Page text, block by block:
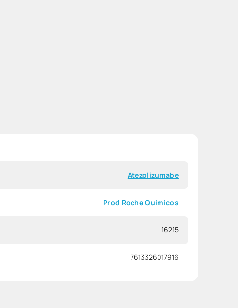
Atezolizumabe
Prod Roche Quimicos
16215
7613326017916